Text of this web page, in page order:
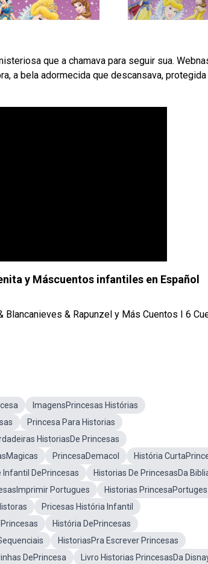
que a chamava para seguir sua.
a bela adormecida que descansava,
y Máscuentos infantiles en Español
& Rapunzel y Más Cuentos I 6
ImagensPrincesas Histórias
Princesa Para Historias
HistoriasDe Princesas
PrincesaDemacol
História
Infantil DePrincesas
Historias De PrincesasDa
Portugues
Historias PrincesaPortuges
Pricesas História Infantil
História DePrincesas
HistoriasPra Escrever Princesas
DePrincesa
Livro Historias PrincesasDa